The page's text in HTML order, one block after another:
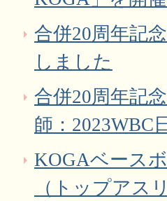
合併20周年記
しました
合併20周年記
師：2023WBC
KOGAベース
（トップアス